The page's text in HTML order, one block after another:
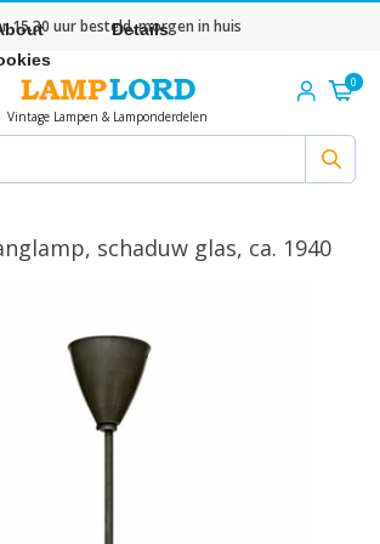
15.30 uur besteld, morgen in huis
Vintage Lampen & Lamponderdelen
0
schaduw glas, ca. 1940
Details